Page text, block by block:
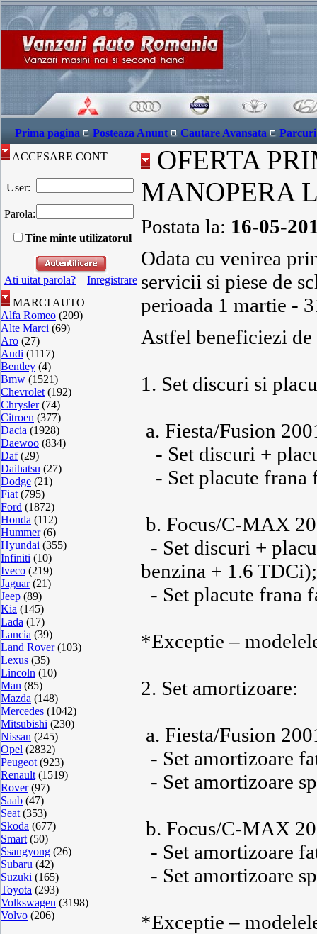
Prima pagina Posteaza Anunt Cautare Avansata
ACCESARE CONT
User:
Parola:
Tine minte utilizatorul
Ati uitat parola?
Inregistrare
MARCI AUTO
Alfa Romeo (209)
Alte Marci (69)
Aro (27)
Audi (1117)
Bentley (4)
Bmw (1521)
Chevrolet (192)
Chrysler(74)
Citroen (377)
Dacia (1928)
Daewoo (834)
Daf(29)
Daihatsu (27)
Dodge (21)
Fiat (795)
Ford (1872)
Honda (112)
Hummer(6)
Hyundai (355)
Infiniti (10)
Iveco (219)
Jaguar(21)
Jeep (89)
Kia (145)
Lada (17)
Lancia (39)
Land Rover(103)
Lexus (35)
Lincoln (10)
Man (85)
Mazda (148)
Mercedes (1042)
Mitsubishi (230)
Nissan (245)
Opel (2832)
Peugeot (923)
Renault (1519)
Rover(97)
Saab (47)
Seat (353)
Skoda (677)
Smart (50)
Ssangyong (26)
Subaru (42)
Suzuki (165)
Toyota (293)
Volkswagen (3198)
Volvo (206)
OFERTA
MANOPERA
Postata la: 16-05-
Odata cu venirea
servicii si piese de
perioada 1 martie -
Astfel beneficiezi
1. Set discuri si
a. Fiesta/Fusion
- Set discuri +
- Set placute frana
b. Focus/C-MAX
- Set discuri +
benzina + 1.6 TDCi);
- Set placute frana
*Exceptie –
2. Set amortizoare:
a. Fiesta/Fusion
- Set amortizoare
- Set amortizoare
b. Focus/C-MAX
- Set amortizoare
- Set amortizoare
*Exceptie –